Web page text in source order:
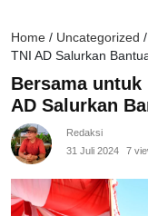
Home / Uncategorized /
TNI AD Salurkan
Bersama untuk
AD Salurkan
Redaksi
31 Juli 2024
7